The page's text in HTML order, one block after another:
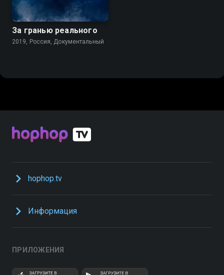
7.3
За гранью реального
2019, Россия, Документальный
hophop.tv
Информация
ПРИЛОЖЕНИЯ